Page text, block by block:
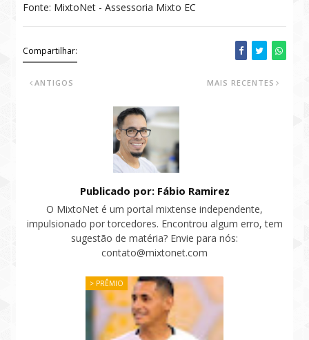
Fonte: MixtoNet - Assessoria Mixto EC
Compartilhar:
MAIS RECENTES
ANTIGOS
Publicado por: Fábio Ramirez
O MixtoNet é um portal mixtense independente,
impulsionado por torcedores. Encontrou algum erro, tem
sugestão de matéria? Envie para nós:
contato@mixtonet.com
> PRÊMIO